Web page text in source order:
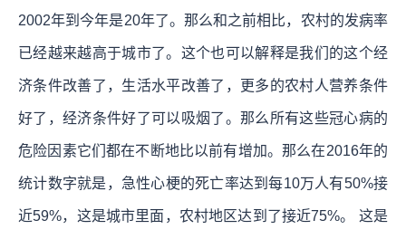
2002年到今年是20年了。那么和之前相比，农村的发病率
已经越来越高于城市了。这个也可以解释是我们的这个经
济条件改善了，生活水平改善了，更多的农村人营养条件
好了，经济条件好了可以吸烟了。那么所有这些冠心病的
危险因素它们都在不断地比以前有增加。那么在2016年的
统计数字就是，急性心梗的死亡率达到每10万人有50%接
近59%，这是城市里面，农村地区达到了接近75%。 这是